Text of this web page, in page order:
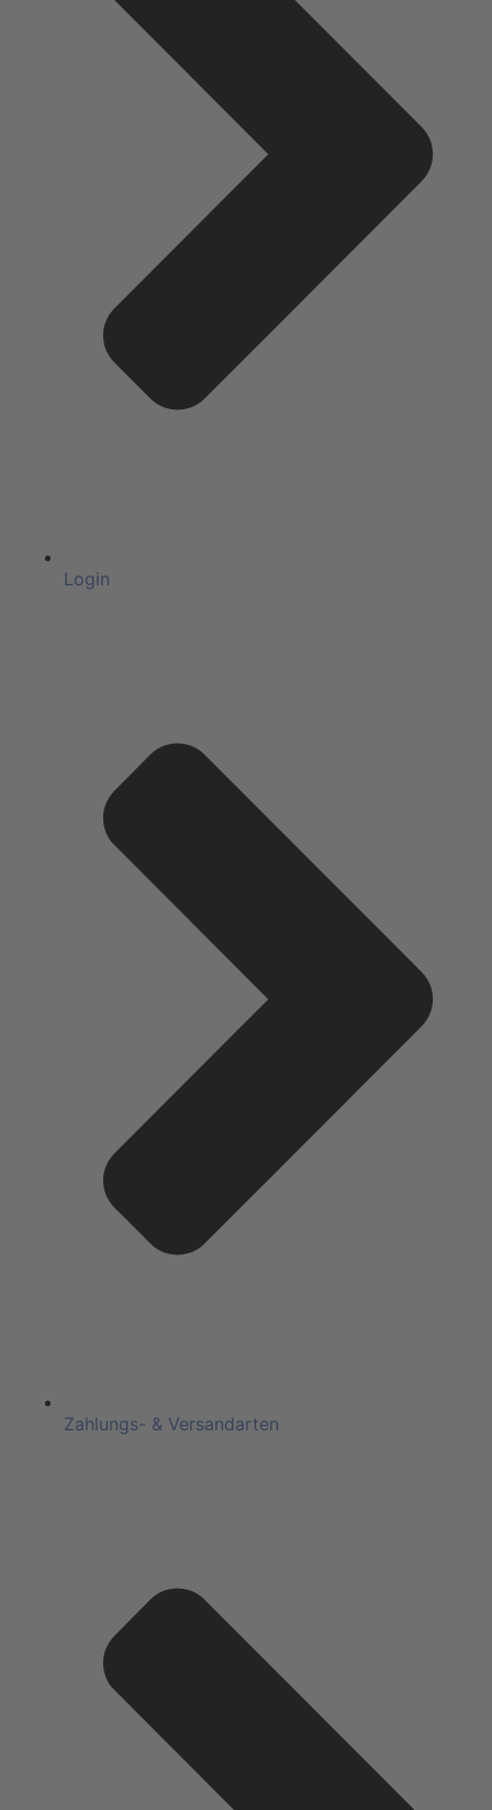
Login
Zahlungs- & Versandarten